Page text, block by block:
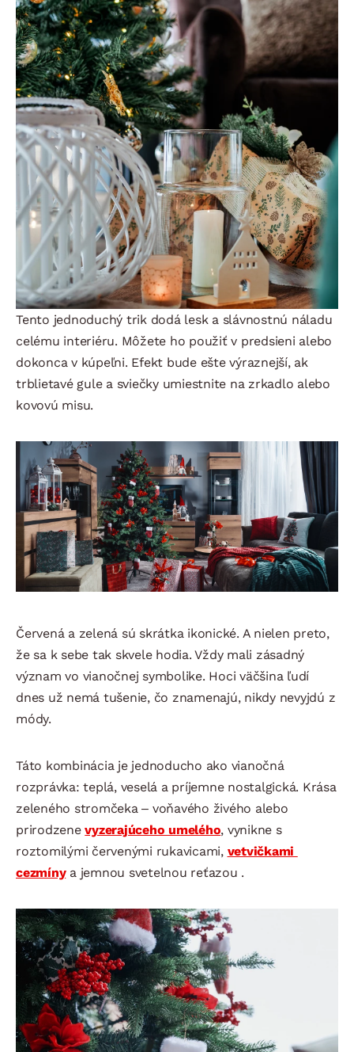
Tento jednoduchý trik dodá lesk a slávnostnú náladu
celému interiéru. Môžete ho použiť v predsieni alebo
dokonca v kúpeľni. Efekt bude ešte výraznejší, ak
trblietavé gule a sviečky umiestnite na zrkadlo alebo
kovovú misu.
Červená a zelená sú skrátka ikonické. A nielen preto,
že sa k sebe tak skvele hodia. Vždy mali zásadný
význam vo vianočnej symbolike. Hoci väčšina ľudí
dnes už nemá tušenie, čo znamenajú, nikdy nevyjdú z
módy.
Táto kombinácia je jednoducho ako vianočná
rozprávka: teplá, veselá a príjemne nostalgická. Krása
zeleného stromčeka – voňavého živého alebo
prirodzenevyzerajúceho umelého, vynikne s
roztomilými červenými rukavicami, vetvičkami
cezmínya jemnou svetelnou reťazou .